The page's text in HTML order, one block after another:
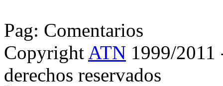
Pag: Comentarios
Copyright ATN 1999/2011
derechos reservados